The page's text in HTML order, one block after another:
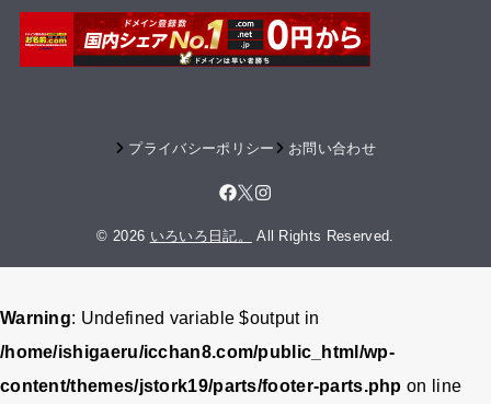
プライバシーポリシー お問い合わせ
© 2026 いろいろ日記。 All Rights Reserved.
Warning: Undefined variable $output in
/home/ishigaeru/icchan8.com/public_html/wp-
content/themes/jstork19/parts/footer-parts.php on line